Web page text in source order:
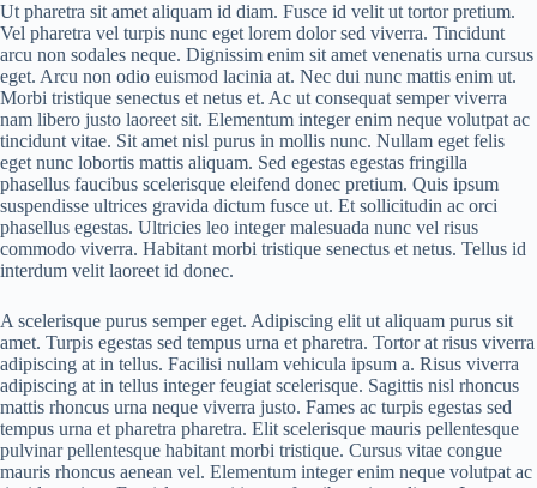
Ut pharetra sit amet aliquam id diam. Fusce id velit ut tortor pretium.
Vel pharetra vel turpis nunc eget lorem dolor sed viverra. Tincidunt
arcu non sodales neque. Dignissim enim sit amet venenatis urna cursus
eget. Arcu non odio euismod lacinia at. Nec dui nunc mattis enim ut.
Morbi tristique senectus et netus et. Ac ut consequat semper viverra
nam libero justo laoreet sit. Elementum integer enim neque volutpat ac
tincidunt vitae. Sit amet nisl purus in mollis nunc. Nullam eget felis
eget nunc lobortis mattis aliquam. Sed egestas egestas fringilla
phasellus faucibus scelerisque eleifend donec pretium. Quis ipsum
suspendisse ultrices gravida dictum fusce ut. Et sollicitudin ac orci
phasellus egestas. Ultricies leo integer malesuada nunc vel risus
commodo viverra. Habitant morbi tristique senectus et netus. Tellus id
interdum velit laoreet id donec.
A scelerisque purus semper eget. Adipiscing elit ut aliquam purus sit
amet. Turpis egestas sed tempus urna et pharetra. Tortor at risus viverra
adipiscing at in tellus. Facilisi nullam vehicula ipsum a. Risus viverra
adipiscing at in tellus integer feugiat scelerisque. Sagittis nisl rhoncus
mattis rhoncus urna neque viverra justo. Fames ac turpis egestas sed
tempus urna et pharetra pharetra. Elit scelerisque mauris pellentesque
pulvinar pellentesque habitant morbi tristique. Cursus vitae congue
mauris rhoncus aenean vel. Elementum integer enim neque volutpat ac